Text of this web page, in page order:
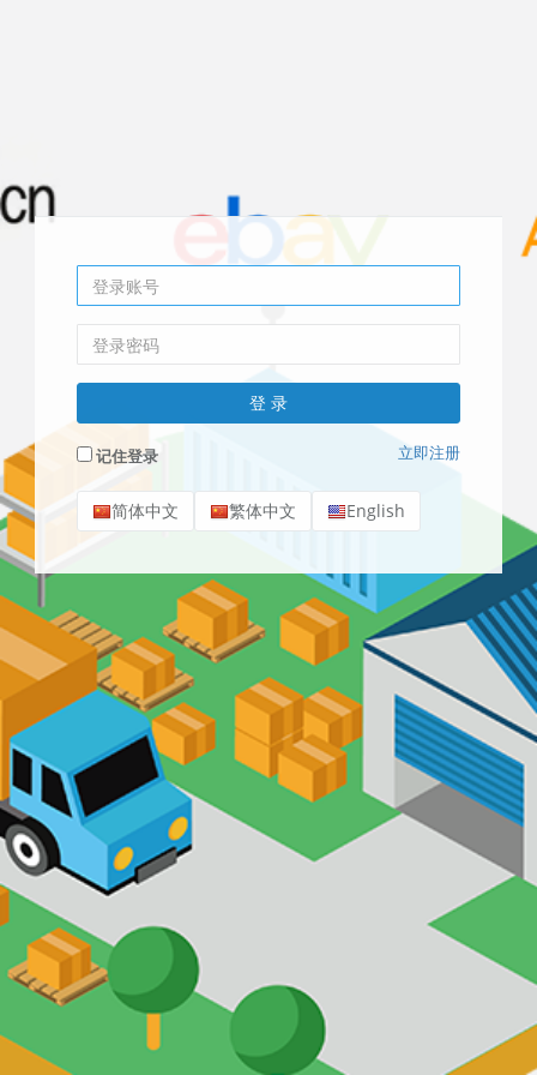
记住登录 立即注册
简体中文 繁体中文 English